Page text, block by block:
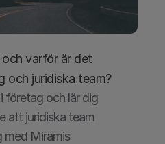
varför är det
och juridiska team?
företag och lär dig
att juridiska team
med Miramis